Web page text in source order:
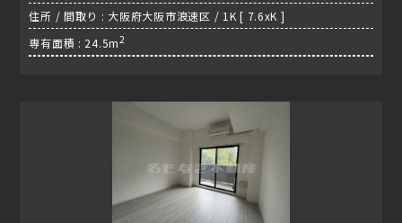
住所 / 間取り : 大阪府大阪市浪速区 / 1K [ 7.6xK ]
専有面積 : 24.5m2